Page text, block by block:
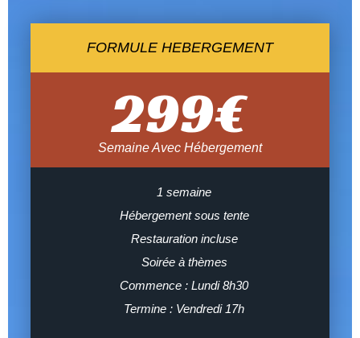
FORMULE HEBERGEMENT
299€
Semaine Avec Hébergement
1 semaine
Hébergement sous tente
Restauration incluse
Soirée à thèmes
Commence : Lundi 8h30
Termine : Vendredi 17h